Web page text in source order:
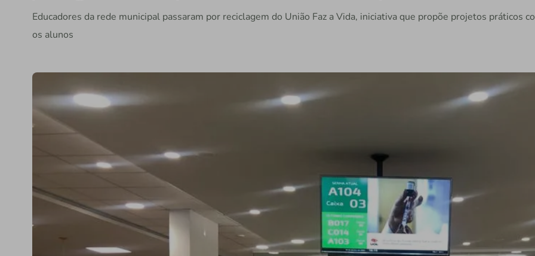
Educadores da rede municipal passaram por reciclagem do União Faz a Vida, iniciativa que propõe projetos práticos
os alunos